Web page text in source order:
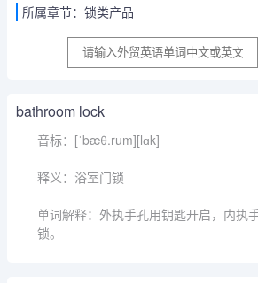
所属章节：锁类产品
bathroom lock
音标：[ˈbæθ.rum][lɑk]
释义：浴室门锁
单词解释：外执手孔用钥匙开启，内执
锁。